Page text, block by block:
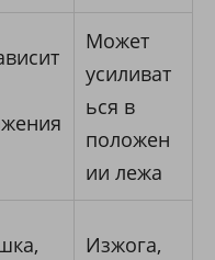
Может
усиливат
ься в
положен
ии лежа
Изжога,